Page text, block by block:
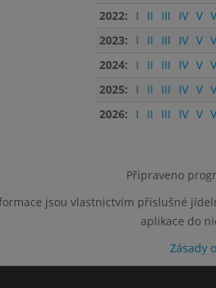
2022:
I II III IV V
2023:
I II III IV V
2024:
I II III IV V
2025:
I II III IV V
2026:
I II III IV V
Připraveno
jsou vlastnictvím příslušné
aplikace do
Zásady